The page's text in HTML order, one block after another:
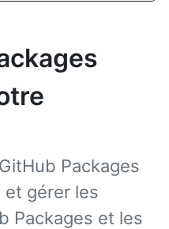
Packages
gérer les
Packages et les